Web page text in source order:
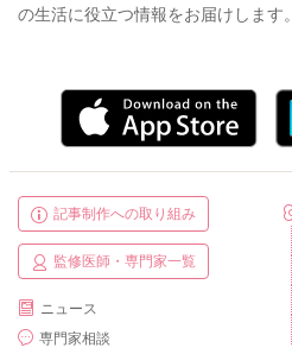
の生活に役立つ情報をお届けします。
記事制作への取り組み
監修医師・専門家一覧
ニュース
専門家相談